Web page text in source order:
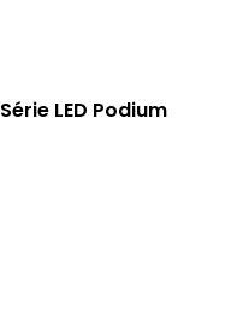
Série LED Podium